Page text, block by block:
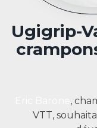
Ugigrip-
,
VTT,